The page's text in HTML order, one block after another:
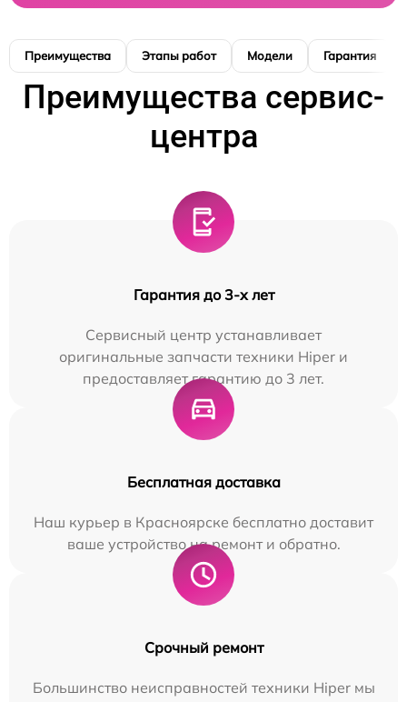
Преимущества Этапы работ Модели Гарантия
Преимущества сервис-
центра
Гарантия до 3-х лет
Сервисный центр устанавливает
оригинальные запчасти техники Hiper и
предоставляет гарантию до 3 лет.
Бесплатная доставка
Наш курьер в Красноярске бесплатно доставит
ваше устройство на ремонт и обратно.
Срочный ремонт
Большинство неисправностей техники Hiper мы